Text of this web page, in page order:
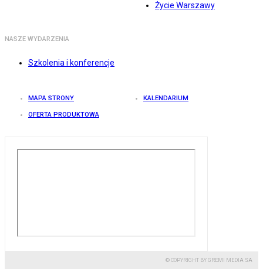
Życie Warszawy
NASZE WYDARZENIA
Szkolenia i konferencje
MAPA STRONY KALENDARIUM
OFERTA PRODUKTOWA
© COPYRIGHT BY GREMI MEDIA SA